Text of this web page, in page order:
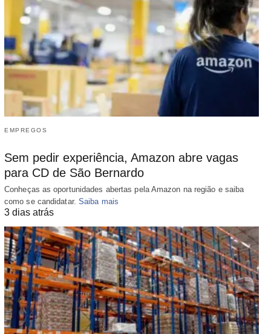
EMPREGOS
Sem pedir experiência, Amazon abre vagas
para CD de São Bernardo
Conheças as oportunidades abertas pela Amazon na região e saiba
como se candidatar. Saiba mais
3 dias atrás